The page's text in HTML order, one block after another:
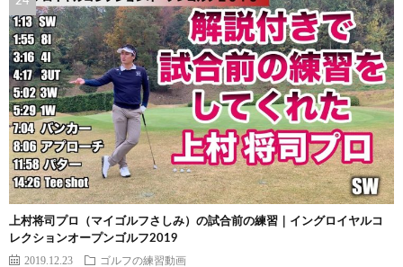
上村将司プロ（マイゴルフさしみ）の試合前の練習｜イングロイヤルコ
レクションオープンゴルフ2019
2019.12.23 ゴルフの練習動画